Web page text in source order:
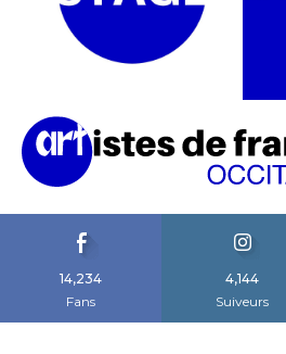
14,234
Fans
4,144
Suiveurs